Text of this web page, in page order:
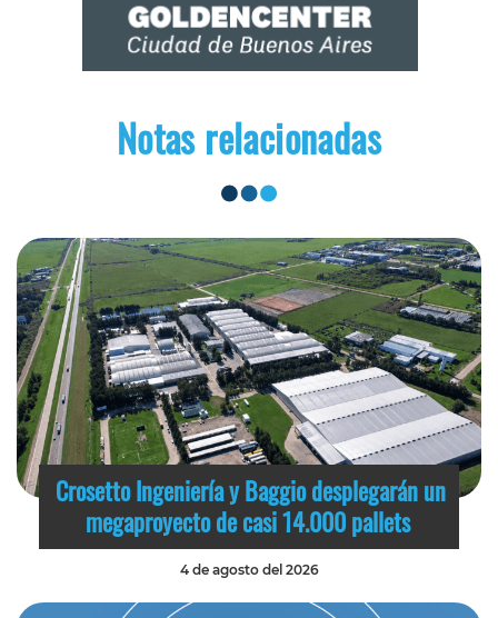
Notas relacionadas
Crosetto Ingeniería y Baggio desplegarán un
megaproyecto de casi 14.000 pallets
4 de agosto del 2026